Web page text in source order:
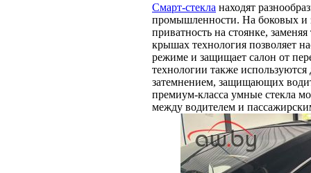
Смарт-стекла находят
промышленности. На боковых и
приватность на стоянке,
крышах технология позволяет
режиме и защищает салон от
технологии также используются
затемнением, защищающих
премиум-класса умные стекла
между водителем и